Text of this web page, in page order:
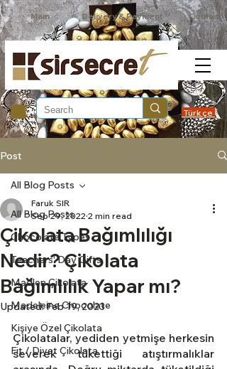
Main Delivery & Payment Contact
Türkçe
Post
All Blog Posts
Chocolate Types
Teachers' Day Gifts
Madlen Çikolata
Madeleine Chocolate
Kişiye Özel Çikolata
Fit / Diyet Çikolata
All Blog Posts
Çikolata Bağımlılığı
Nedir? Çikolata
Bağımlılık Yapar mı?
Faruk SIR
Sep 29, 2022 2 min read
Updated:Feb 19, 2023
Çikolatalar, yediden yetmişe herkesin
severek tükettiği atıştırmalıklar